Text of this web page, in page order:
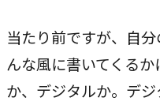
当たり前ですが、自
んな風に書いてくる
か、デジタルか。デ